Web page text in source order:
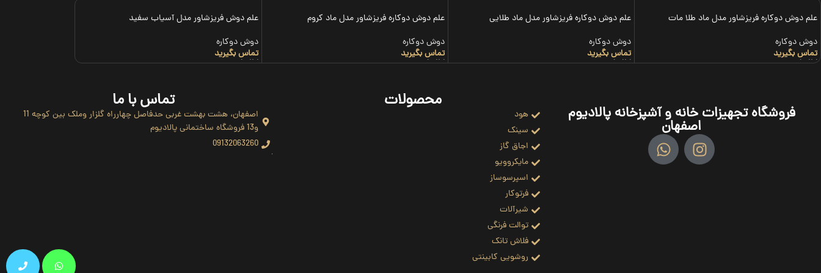
علم دوش دوکاره فریزشاور مدل ماد طلا مات
دوش دوکاره
تماس بگیرید
اطلاعات بیشتر
علم دوش دوکاره فریزشاور مدل ماد طلایی
دوش دوکاره
تماس بگیرید
اطلاعات بیشتر
علم دوش دوکاره فریزشاور مدل ماد کروم
دوش دوکاره
تماس بگیرید
اطلاعات بیشتر
علم دوش فریزشاور مدل آسیاب سفید
دوش دوکاره
تماس بگیرید
اطلاعات بیشتر
فروشگاه تجهیزات خانه و آشپزخانه پالادیوم
اصفهان
محصولات
هود
سینک
اجاق گاز
مایکروویو
اسپرسوساز
فرتوکار
شیرآلات
توالت فرنگی
فلاش تانک
روشویی کابینتی
تماس با ما
اصفهان، هشت بهشت غربی حدفاصل چهارراه گلزار وملک بین کوچه 11
و13 فروشگاه ساختمانی پالادیوم
09132063260